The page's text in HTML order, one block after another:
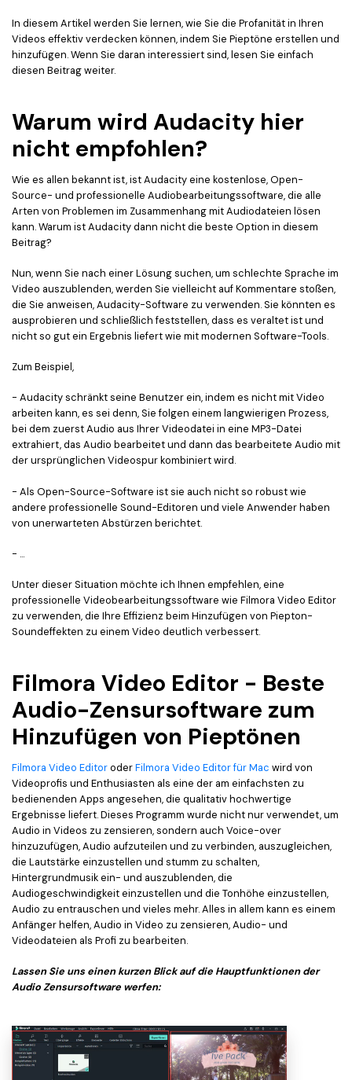
In diesem Artikel werden Sie lernen, wie Sie die Profanität in Ihren
Videos effektiv verdecken können, indem Sie Pieptöne erstellen und
hinzufügen. Wenn Sie daran interessiert sind, lesen Sie einfach
diesen Beitrag weiter.
Warum wird Audacity hier
nicht empfohlen?
Wie es allen bekannt ist, ist Audacity eine kostenlose, Open-
Source- und professionelle Audiobearbeitungssoftware, die alle
Arten von Problemen im Zusammenhang mit Audiodateien lösen
kann. Warum ist Audacity dann nicht die beste Option in diesem
Beitrag?
Nun, wenn Sie nach einer Lösung suchen, um schlechte Sprache im
Video auszublenden, werden Sie vielleicht auf Kommentare stoßen,
die Sie anweisen, Audacity-Software zu verwenden. Sie könnten es
ausprobieren und schließlich feststellen, dass es veraltet ist und
nicht so gut ein Ergebnis liefert wie mit modernen Software-Tools.
Zum Beispiel,
- Audacity schränkt seine Benutzer ein, indem es nicht mit Video
arbeiten kann, es sei denn, Sie folgen einem langwierigen Prozess,
bei dem zuerst Audio aus Ihrer Videodatei in eine MP3-Datei
extrahiert, das Audio bearbeitet und dann das bearbeitete Audio mit
der ursprünglichen Videospur kombiniert wird.
- Als Open-Source-Software ist sie auch nicht so robust wie
andere professionelle Sound-Editoren und viele Anwender haben
von unerwarteten Abstürzen berichtet.
- ...
Unter dieser Situation möchte ich Ihnen empfehlen, eine
professionelle Videobearbeitungssoftware wie Filmora Video Editor
zu verwenden, die Ihre Effizienz beim Hinzufügen von Piepton-
Soundeffekten zu einem Video deutlich verbessert.
Filmora Video Editor - Beste
Audio-Zensursoftware zum
Hinzufügen von Pieptönen
Filmora Video EditoroderFilmora Video Editor für Mac wird von
Videoprofis und Enthusiasten als eine der am einfachsten zu
bedienenden Apps angesehen, die qualitativ hochwertige
Ergebnisse liefert. Dieses Programm wurde nicht nur verwendet, um
Audio in Videos zu zensieren, sondern auch Voice-over
hinzuzufügen, Audio aufzuteilen und zu verbinden, auszugleichen,
die Lautstärke einzustellen und stumm zu schalten,
Hintergrundmusik ein- und auszublenden, die
Audiogeschwindigkeit einzustellen und die Tonhöhe einzustellen,
Audio zu entrauschen und vieles mehr. Alles in allem kann es einem
Anfänger helfen, Audio in Video zu zensieren, Audio- und
Videodateien als Profi zu bearbeiten.
Lassen Sie uns einen kurzen Blick auf die Hauptfunktionen der
Audio Zensursoftware werfen: